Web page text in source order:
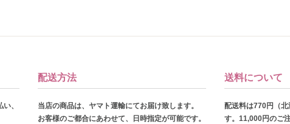
、
配送方法
当店の商品は、ヤマト運輸にてお届け致します。
お客様のご都合にあわせて、日時指定が可能です。
送料について
配送料は770円（
す。11,000円のご